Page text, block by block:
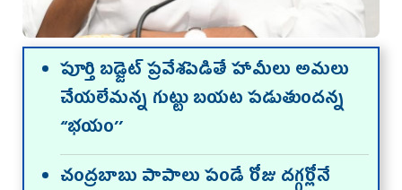
పూర్తి బడ్జెట్‌ ప్రవేశపెడితే హామీలు అమలు
చేయ‌లేమ‌న్న‌ గుట్టు బయట పడుతుందన్న
“భయం’’
చంద్ర‌బాబు పాపాలు పండే రోజు దగ్గర్లోనే